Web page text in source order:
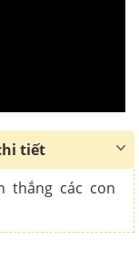
tiết
thắng các con